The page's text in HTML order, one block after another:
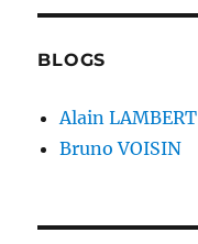
BLOGS
Alain LAMBERT
Bruno VOISIN